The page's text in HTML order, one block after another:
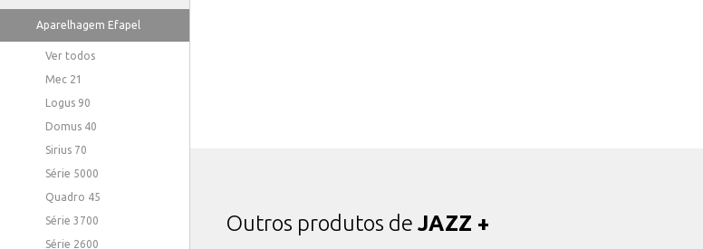
Aparelhagem Efapel
Ver todos
Mec 21
Logus 90
Domus 40
Sirius 70
Série 5000
Quadro 45
Série 3700
Série 2600
Outros produtos de JAZZ +